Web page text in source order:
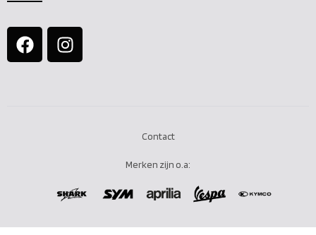
Merken zijn o.a:
Contact